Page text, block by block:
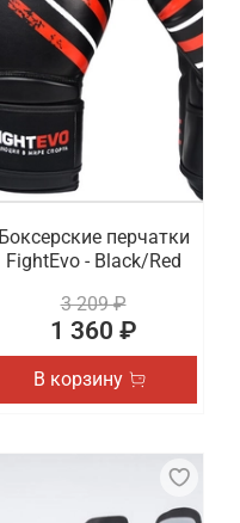
Боксерские перчатки
FightEvo - Black/Red
3 209 ₽
1 360 ₽
В корзину